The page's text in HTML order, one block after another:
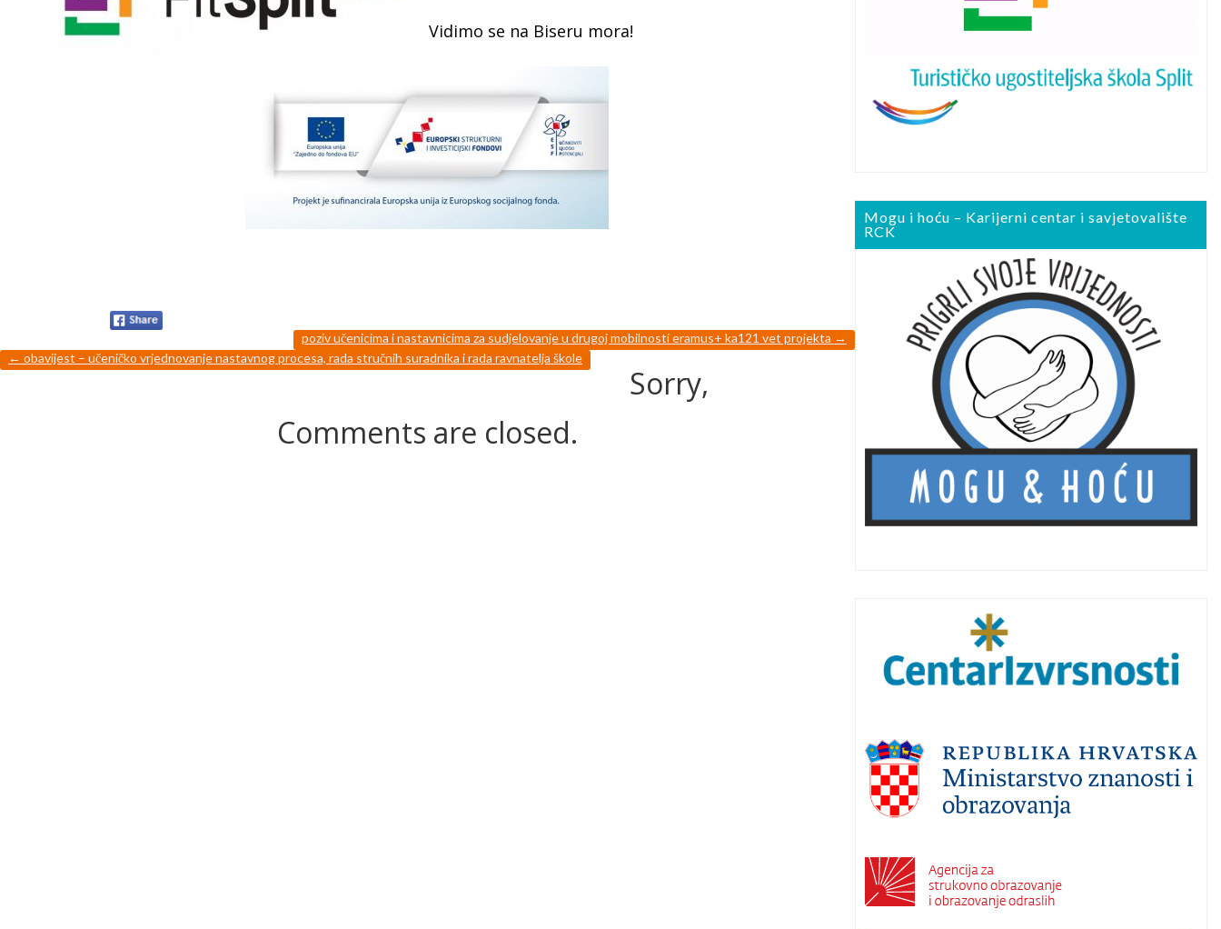
Vidimo se na Biseru mora!
poziv učenicima i nastavnicima za sudjelovanje u drugoj mobilnosti eramus+ ka121 vet projekta →
← obavijest – učeničko vrjednovanje nastavnog procesa, rada stručnih suradnika i rada ravnatelja škole
Sorry,
Comments are closed.
Mogu i hoću – Karijerni centar i savjetovalište
RCK